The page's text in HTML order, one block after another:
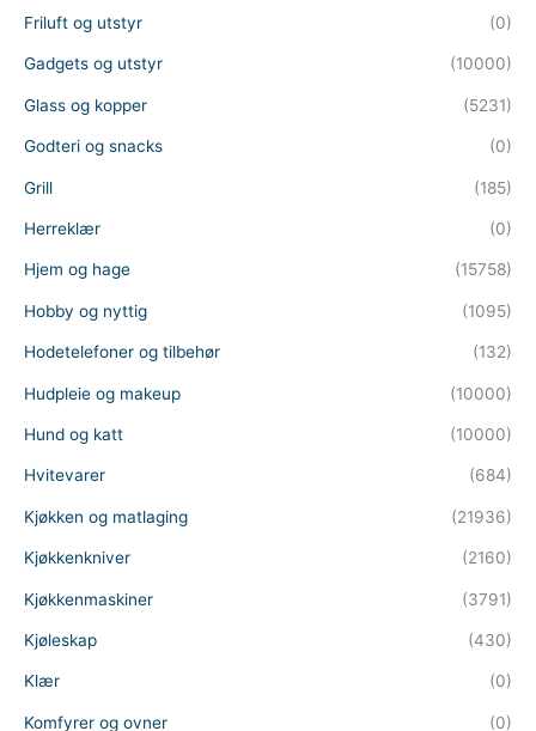
Friluft og utstyr (0)
Gadgets og utstyr (10000)
Glass og kopper (5231)
Godteri og snacks (0)
Grill (185)
Herreklær (0)
Hjem og hage (15758)
Hobby og nyttig (1095)
Hodetelefoner og tilbehør (132)
Hudpleie og makeup (10000)
Hund og katt (10000)
Hvitevarer (684)
Kjøkken og matlaging (21936)
Kjøkkenkniver (2160)
Kjøkkenmaskiner (3791)
Kjøleskap (430)
Klær (0)
Komfyrer og ovner (0)